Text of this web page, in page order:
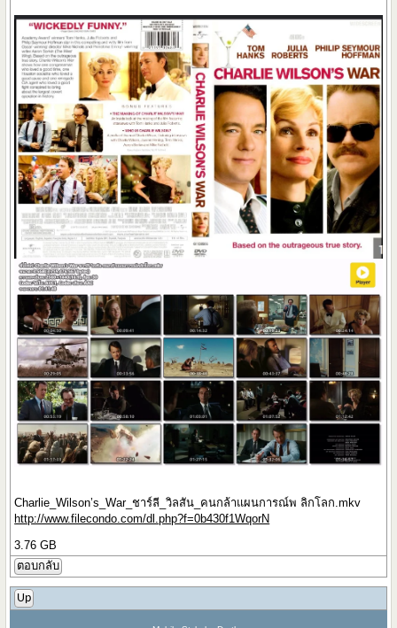
Charlie_Wilson’s_War_ชาร์ลี_วิลสัน_คนกล้าแผนการณ์พ ลิกโลก.mkv
http://www.filecondo.com/dl.php?f=0b430f1WqorN
3.76 GB
ตอบกลับ
Up